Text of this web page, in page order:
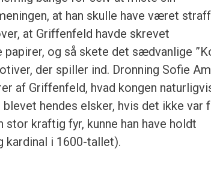
at han skulle have været
at Griffenfeld havde skrevet
og så skete det sædvanlige
der spiller ind. Dronning Sofie
af Griffenfeld, hvad kongen
hendes elsker, hvis det ikke var
kraftig fyr, kunne han have holdt
kardinal i 1600-tallet).